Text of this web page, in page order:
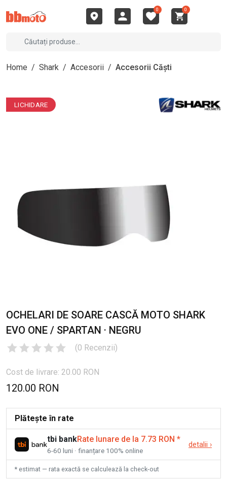
0 0
Home / Shark / Accesorii / Accesorii Căști
LICHIDARE
OCHELARI DE SOARE CASCĂ MOTO SHARK
EVO ONE / SPARTAN · NEGRU
(0 Recenzii)
Cost de livrare: 20.00 RON
120.00 RON
Plătește în rate
tbi bankRate lunare de la 7.73 RON *
6-60 luni · finanțare 100% online
detalii ›
* estimat — rata exactă se calculează la check-out